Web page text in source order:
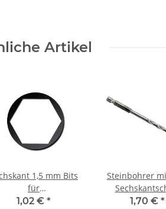
Artikel
1,5 mm Bits
für
Akkuschrauber/Schlagschrauber
1,02 € *
Steinbohrer
1,70 € *